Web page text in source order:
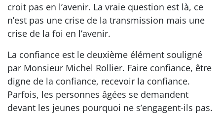
croit pas en l’avenir. La vraie question est là, ce
n’est pas une crise de la transmission mais une
crise de la foi en l’avenir.
La confiance est le deuxième élément souligné
par Monsieur Michel Rollier. Faire confiance, être
digne de la confiance, recevoir la confiance.
Parfois, les personnes âgées se demandent
devant les jeunes pourquoi ne s’engagent-ils pas.